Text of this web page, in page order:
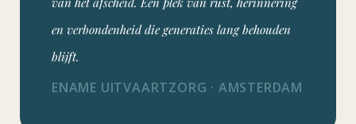
en verbondenheid die generaties lang behouden
blijft.
ENAME UITVAARTZORG · AMSTERDAM